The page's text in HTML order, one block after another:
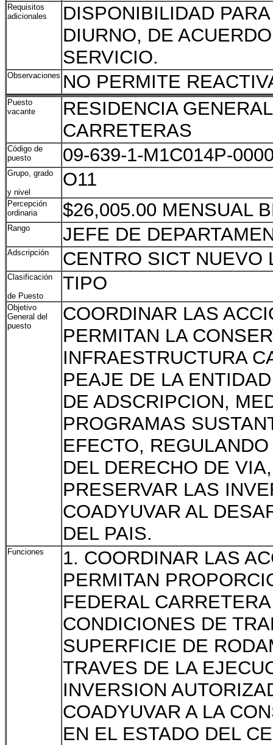
Requisitos
adicionales
DISPONIBILIDAD
DIURNO, DE
SERVICIO.
Observaciones NO PERMITE
Puesto
vacante
RESIDENCIA
CARRETERAS
Código de
puesto
09-639-1-M1C014P-
Grupo, grado
y nivel
O11
Percepción
ordinaria
$26,005.00 MENSUAL
Rango JEFE DE
Adscripción CENTRO SICT NUEVO
Clasificación
de Puesto
TIPO
Objetivo
General del
puesto
COORDINAR LAS
PERMITAN LA
INFRAESTRUCTURA
PEAJE DE LA
DE ADSCRIPCION,
PROGRAMAS
EFECTO,
DEL DERECHO DE
PRESERVAR LAS
COADYUVAR AL
DEL PAIS.
Funciones
1. COORDINAR LAS
PERMITAN
FEDERAL
CONDICIONES DE
SUPERFICIE DE
TRAVES DE LA
INVERSION
COADYUVAR A LA
EN EL ESTADO DEL